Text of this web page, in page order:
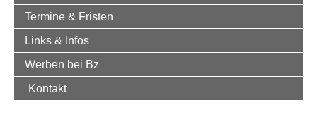
Termine & Fristen
Links & Infos
Werben bei Bz
Kontakt